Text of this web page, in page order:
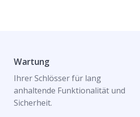
Wartung
Ihrer Schlösser für lang
anhaltende Funktionalität und
Sicherheit.